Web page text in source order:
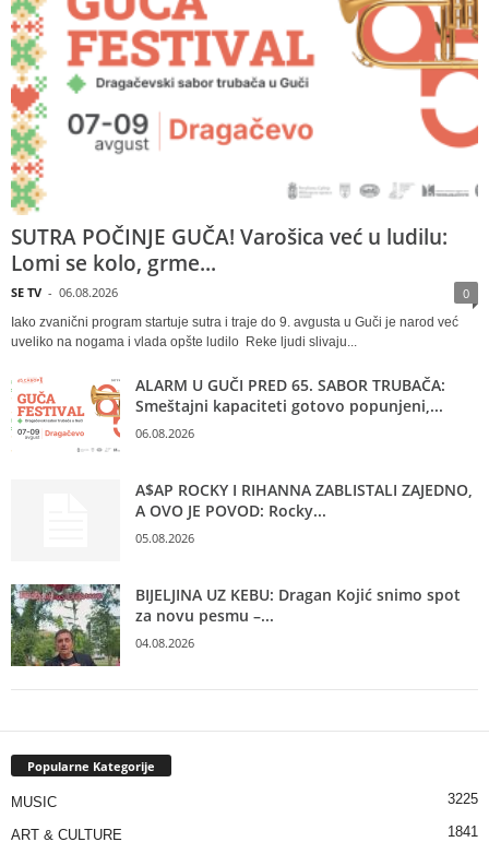
SUTRA POČINJE GUČA! Varošica već u ludilu:
Lomi se kolo, grme...
SE TV - 06.08.2026 0
Iako zvanični program startuje sutra i traje do 9. avgusta u Guči je narod već
uveliko na nogama i vlada opšte ludilo Reke ljudi slivaju...
ALARM U GUČI PRED 65. SABOR TRUBAČA:
Smeštajni kapaciteti gotovo popunjeni,...
06.08.2026
A$AP ROCKY I RIHANNA ZABLISTALI ZAJEDNO,
A OVO JE POVOD: Rocky...
05.08.2026
BIJELJINA UZ KEBU: Dragan Kojić snimo spot
za novu pesmu –...
04.08.2026
Popularne Kategorije
MUSIC 3225
ART & CULTURE 1841